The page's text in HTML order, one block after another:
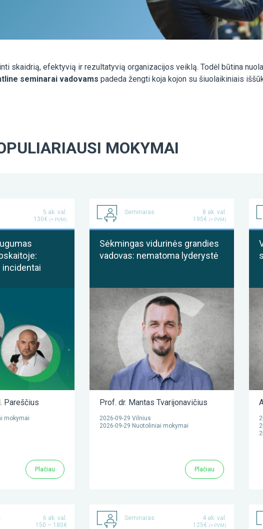
skaidrią, efektyvią ir rezultatyvią organizacijos veiklą. Todėl būtina
seminarai vadovams padeda žengti koja kojon su šiuolaikiniais
MOKYMAI
5 ak. val.
130€ (+ PVM)
incidentai
Pareščius
mokymai
Plačiau
Seminaras
8 ak. val.
195€ (+ PVM)
Sėkmingas vidurinės grandies
vadovas: nematoma lyderystė
Prof. dr. Mantas Tvarijonavičius
2026-09-29 Vilnius
2026-09-29 Nuotoliniai mokymai
Plačiau
6 ak. val.
150 – 180€
Seminaras
4 ak. val.
125€ (+ PVM)